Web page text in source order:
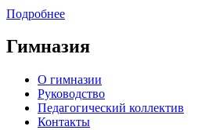
Подробнее
Гимназия
О гимназии
Руководство
Педагогический коллектив
Контакты